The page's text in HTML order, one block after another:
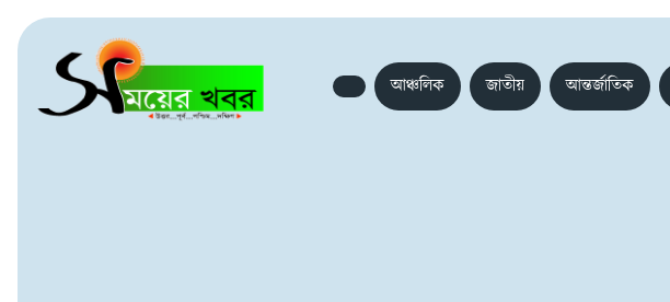
আঞ্চলিক জাতীয় আন্তর্জাতিক